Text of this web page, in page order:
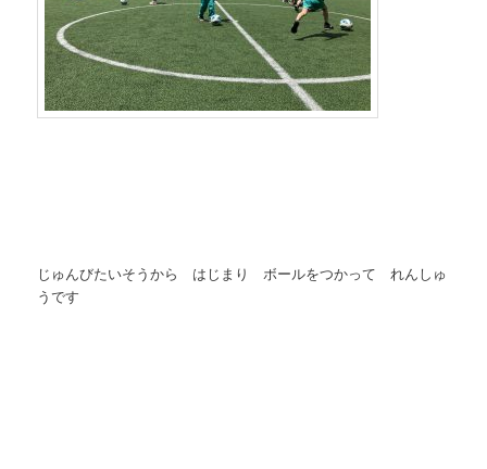
じゅんびたいそうから はじまり ボールをつかって れんしゅ
うです